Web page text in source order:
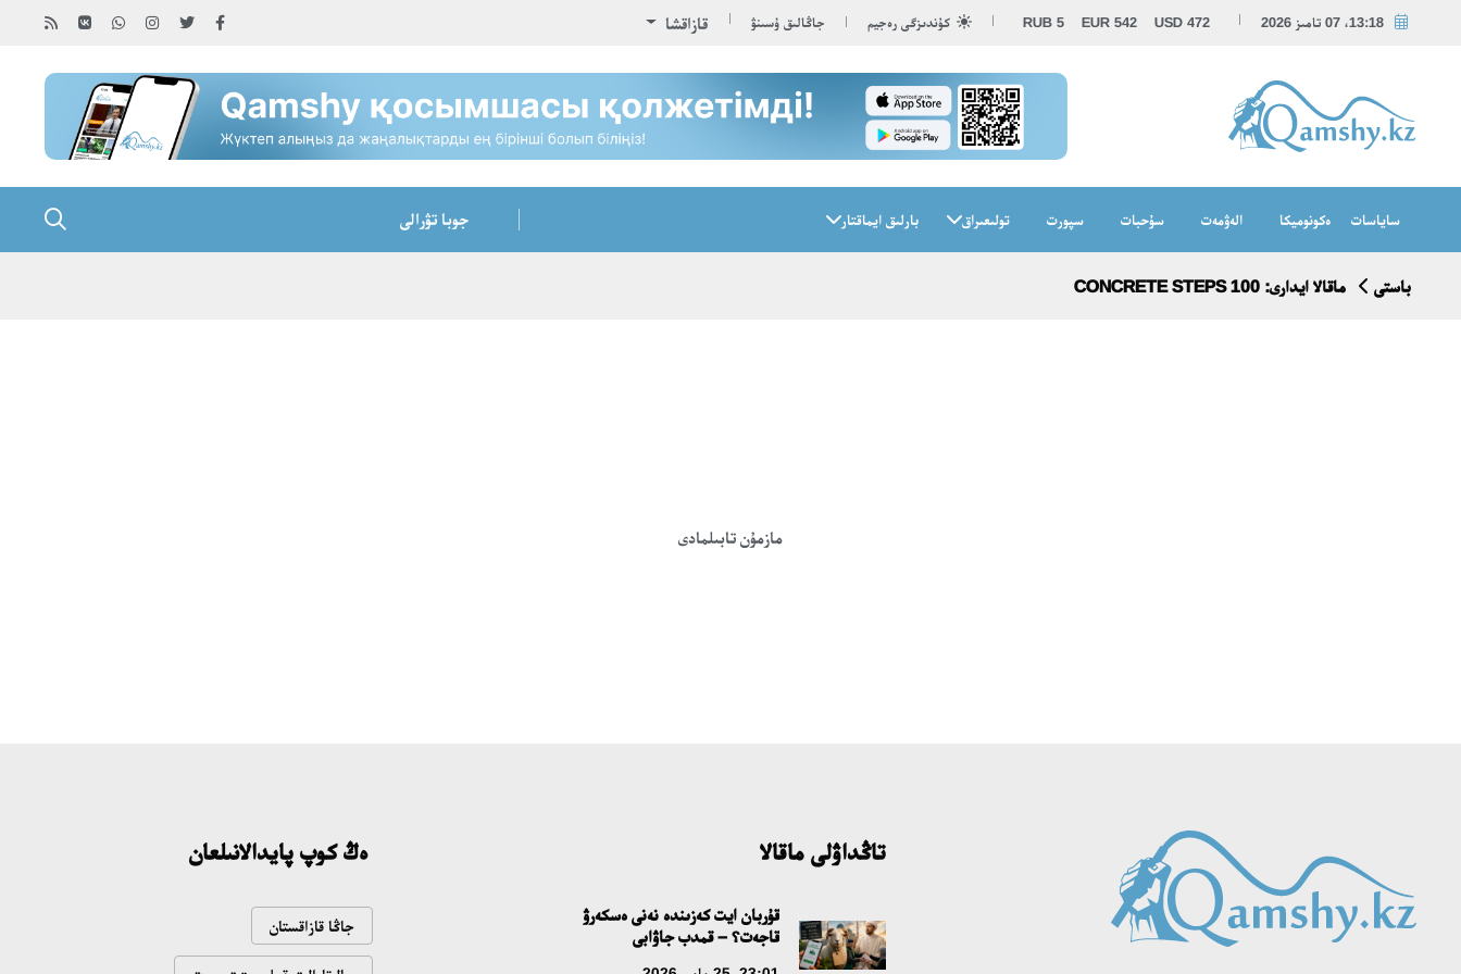
13:18، 07 تامىز 2026 USD 472
EUR 542
RUB 5 كۇندىزگى رەجيم جاڭالىق ۇسىنۋ قازاقشا
ساياسات ەكونوميكا الەۋمەت سۇحبات سپورت تولىعىراق بارلىق ايماقتار جوبا تۋرالى
باستى ماقالا ايدارى: 100 CONCRETE STEPS
مازمۇن تابىلمادى
تاڭداۋلى ماقالا
قۇربان ايت كەزىندە نەنى ەسكەرۋ
قاجەت؟ – قمدب جاۋابى
ەڭ كوپ پايدالانىلعان
جاڭا قازاقستان